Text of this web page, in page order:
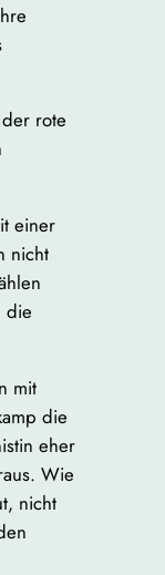
rote
einer
nicht
die
mit
die
eher
Wie
nicht